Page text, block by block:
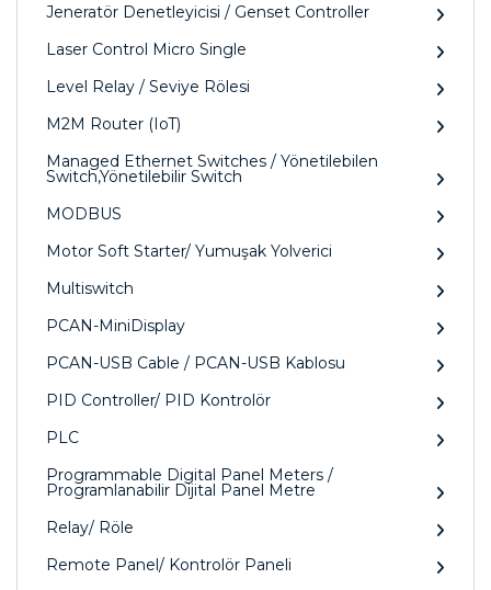
Jeneratör Denetleyicisi / Genset Controller
Laser Control Micro Single
Level Relay / Seviye Rölesi
M2M Router (IoT)
Managed Ethernet Switches / Yönetilebilen
Switch,Yönetilebilir Switch
MODBUS
Motor Soft Starter/ Yumuşak Yolverici
Multiswitch
PCAN-MiniDisplay
PCAN-USB Cable / PCAN-USB Kablosu
PID Controller/ PID Kontrolör
PLC
Programmable Digital Panel Meters /
Programlanabilir Dijital Panel Metre
Relay/ Röle
Remote Panel/ Kontrolör Paneli